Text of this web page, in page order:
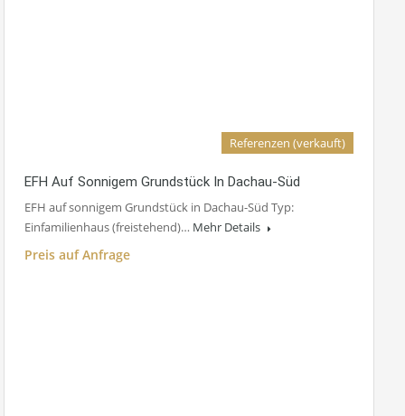
Referenzen (verkauft)
EFH Auf Sonnigem Grundstück In Dachau-Süd
EFH auf sonnigem Grundstück in Dachau-Süd Typ:
Einfamilienhaus (freistehend)… Mehr Details
Preis auf Anfrage